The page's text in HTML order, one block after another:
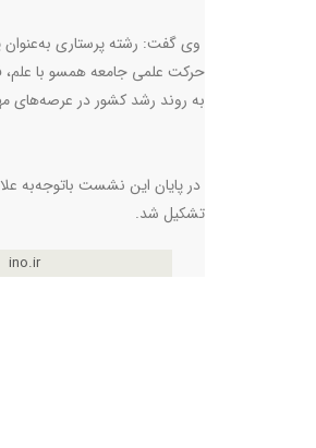
وی گفت: رشته پرستاری به‌عنوان
حرکت علمی جامعه همسو با علم،
به روند رشد کشور در عرصه‌های
در پایان این نشست باتوجه‌به
تشکیل شد.
ino.ir